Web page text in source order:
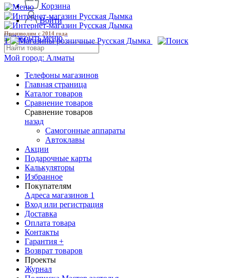
Корзина
Войти
Производим с 2014 года
1
Мой город: Алматы
Телефоны магазинов
Главная страница
Каталог товаров
Сравнение товаров
Сравнение товаров
назад
Самогонные аппараты
Автоклавы
Акции
Подарочные карты
Калькуляторы
Избранное
Покупателям
Адреса магазинов 1
Вход или регистрация
Доставка
Оплата товара
Контакты
Гарантия +
Возврат товаров
Проекты
Журнал